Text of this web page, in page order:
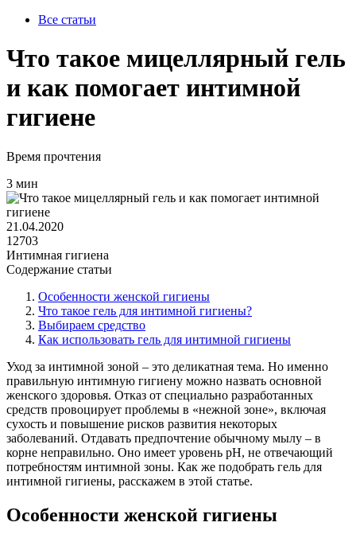
Все статьи
Что такое мицеллярный гель
и как помогает интимной
гигиене
Время прочтения
3 мин
21.04.2020
12703
Интимная гигиена
Содержание статьи
Особенности женской гигиены
Что такое гель для интимной гигиены?
Выбираем средство
Как использовать гель для интимной гигиены
Уход за интимной зоной – это деликатная тема. Но именно
правильную интимную гигиену можно назвать основной
женского здоровья. Отказ от специально разработанных
средств провоцирует проблемы в «нежной зоне», включая
сухость и повышение рисков развития некоторых
заболеваний. Отдавать предпочтение обычному мылу – в
корне неправильно. Оно имеет уровень pH, не отвечающий
потребностям интимной зоны. Как же подобрать гель для
интимной гигиены, расскажем в этой статье.
Особенности женской гигиены